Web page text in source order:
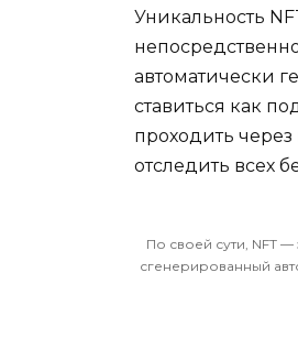
Уникальность
автоматически
ставиться как
проходить
отследить всех
По своей сути, NFT
сгенерированный